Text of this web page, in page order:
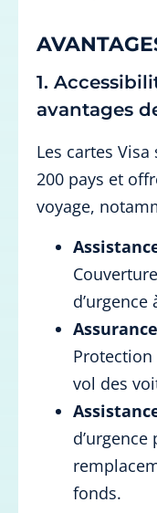
1.
avantages
Les cartes
200 pays et
voyage,
d’urgence
vol des
fonds.